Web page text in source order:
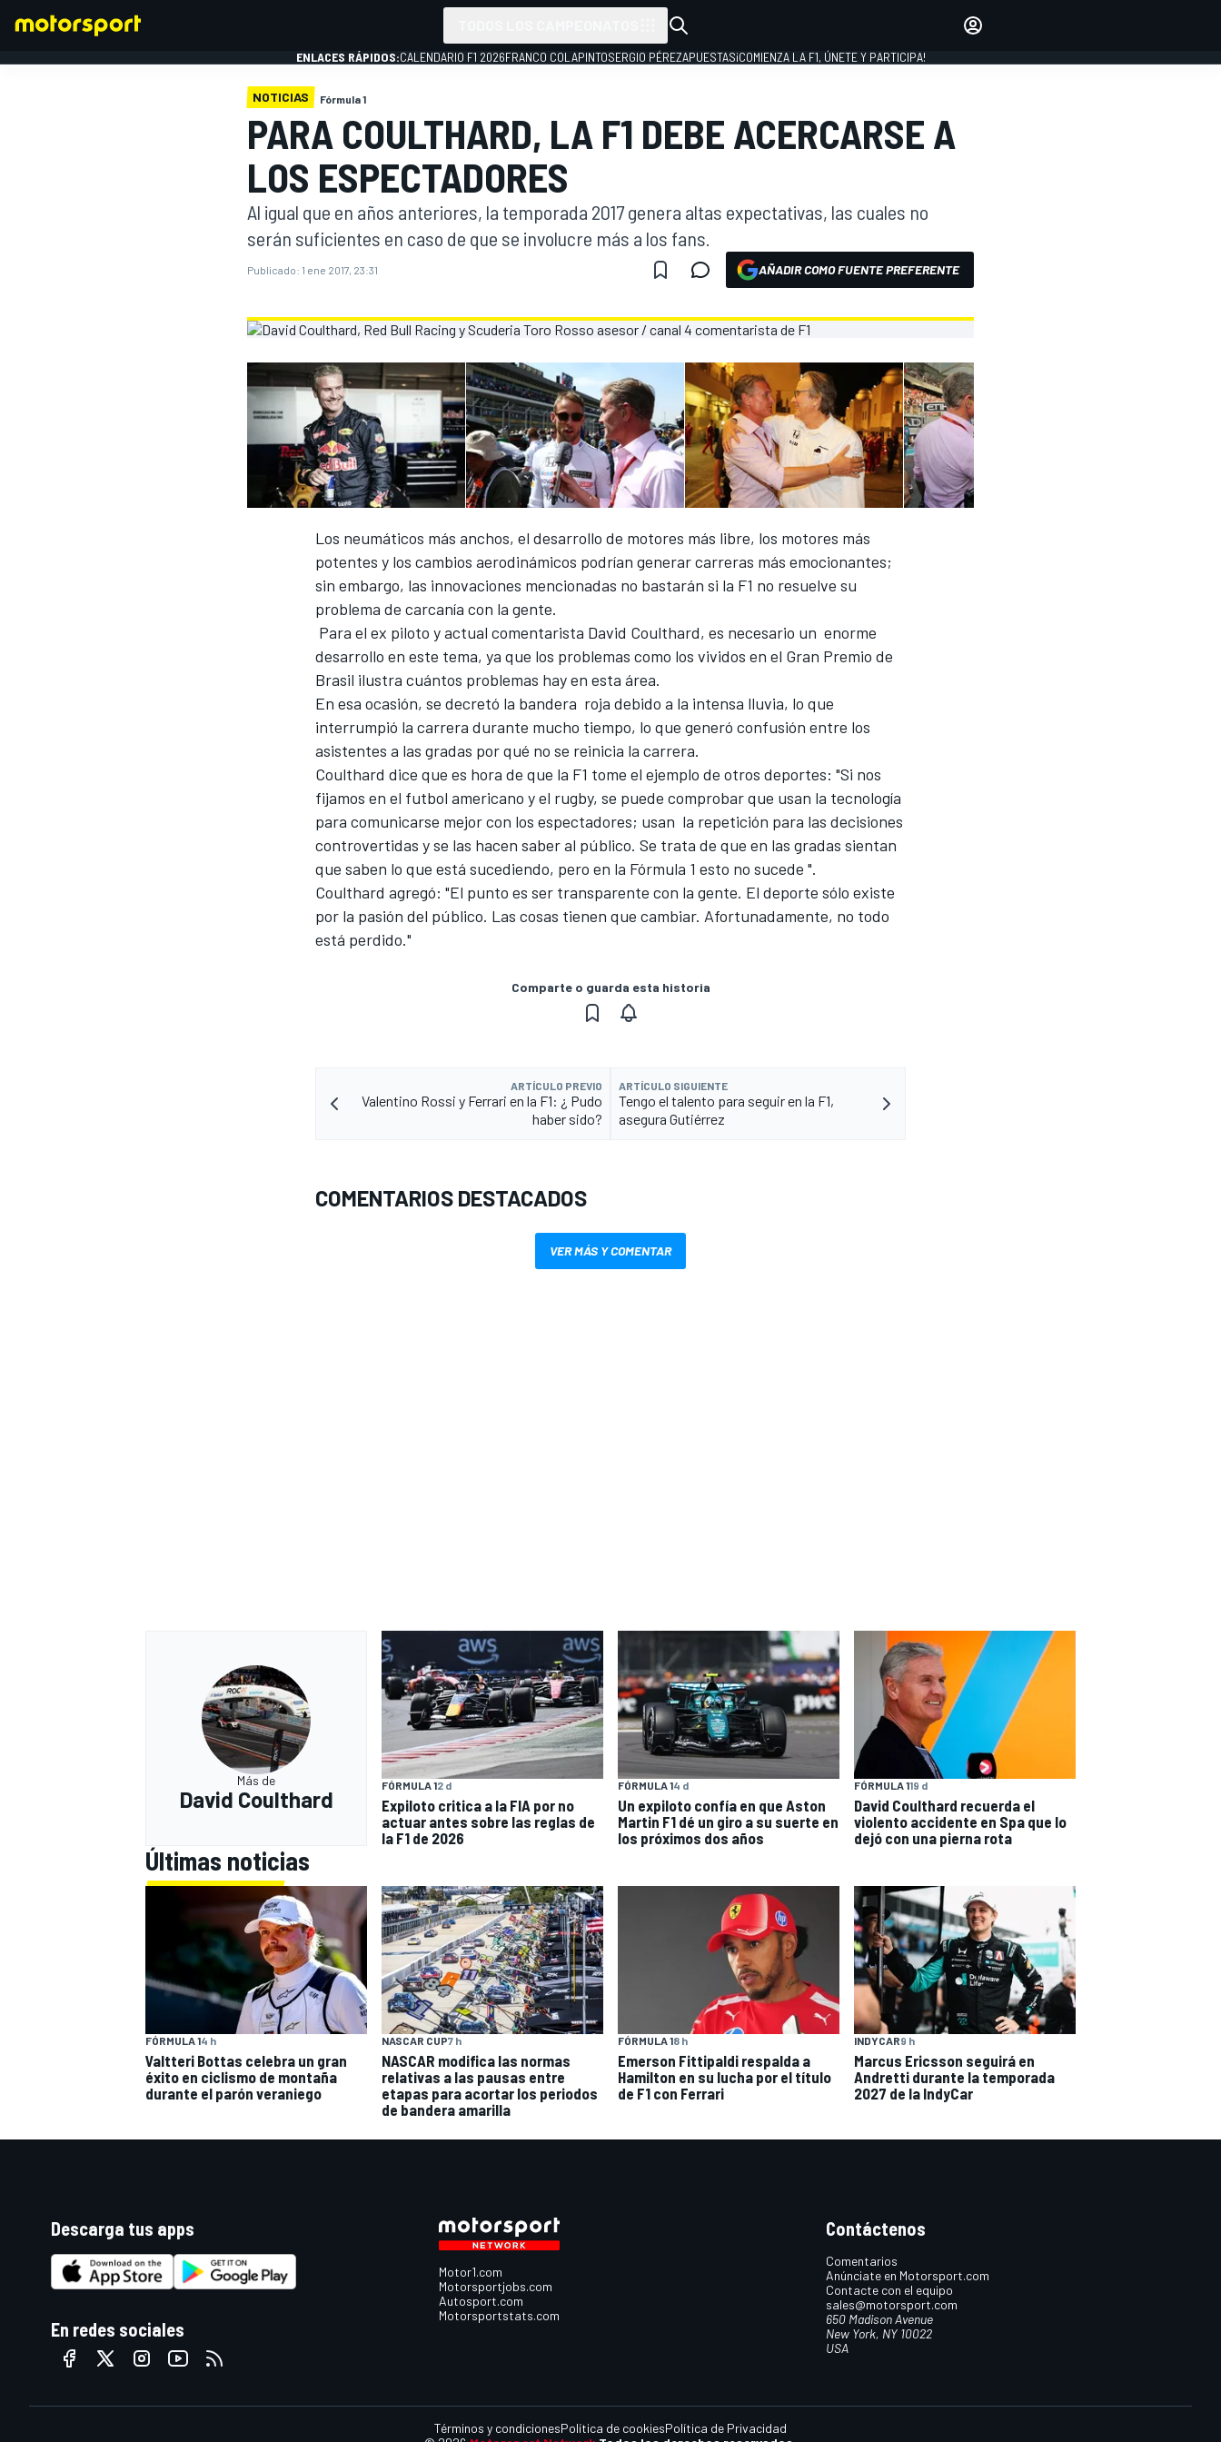
MÁS CATEGORÍAS
INICIAR SESIÓN
ENLACES RÁPIDOS:CALENDARIO F1 2026FRANCO COLAPINTOSERGIO PÉREZAPUESTAS¡COMIENZA LA F1, ÚNETE Y PARTICIPA!
NOTICIAS Fórmula 1
PARA COULTHARD, LA F1 DEBE ACERCARSE A
LOS ESPECTADORES
Al igual que en años anteriores, la temporada 2017 genera altas expectativas, las cuales no
serán suficientes en caso de que se involucre más a los fans.
Publicado: 1 ene 2017, 23:31 AÑADIR COMO FUENTE PREFERENTE
Los neumáticos más anchos, el desarrollo de motores más libre, los motores más
potentes y los cambios aerodinámicos podrían generar carreras más emocionantes;
sin embargo, las innovaciones mencionadas no bastarán si la F1 no resuelve su
problema de carcanía con la gente.
Para el ex piloto y actual comentarista David Coulthard, es necesario un enorme
desarrollo en este tema, ya que los problemas como los vividos en el Gran Premio de
Brasil ilustra cuántos problemas hay en esta área.
En esa ocasión, se decretó la bandera roja debido a la intensa lluvia, lo que
interrumpió la carrera durante mucho tiempo, lo que generó confusión entre los
asistentes a las gradas por qué no se reinicia la carrera.
Coulthard dice que es hora de que la F1 tome el ejemplo de otros deportes: "Si nos
fijamos en el futbol americano y el rugby, se puede comprobar que usan la tecnología
para comunicarse mejor con los espectadores; usan la repetición para las decisiones
controvertidas y se las hacen saber al público. Se trata de que en las gradas sientan
que saben lo que está sucediendo, pero en la Fórmula 1 esto no sucede ".
Coulthard agregó: "El punto es ser transparente con la gente. El deporte sólo existe
por la pasión del público. Las cosas tienen que cambiar. Afortunadamente, no todo
está perdido."
Comparte o guarda esta historia
ARTÍCULO PREVIO
Valentino Rossi y Ferrari en la F1: ¿ Pudo
haber sido?
ARTÍCULO SIGUIENTE
Tengo el talento para seguir en la F1,
asegura Gutiérrez
COMENTARIOS DESTACADOS
VER MÁS Y COMENTAR
Más de
David Coulthard
FÓRMULA 12 d
Expiloto critica a la FIA por no
actuar antes sobre las reglas de
la F1 de 2026
FÓRMULA 14 d
Un expiloto confía en que Aston
Martin F1 dé un giro a su suerte en
los próximos dos años
FÓRMULA 119 d
David Coulthard recuerda el
violento accidente en Spa que lo
dejó con una pierna rota
Últimas noticias
FÓRMULA 14 h
Valtteri Bottas celebra un gran
éxito en ciclismo de montaña
durante el parón veraniego
NASCAR CUP7 h
NASCAR modifica las normas
relativas a las pausas entre
etapas para acortar los periodos
de bandera amarilla
FÓRMULA 18 h
Emerson Fittipaldi respalda a
Hamilton en su lucha por el título
de F1 con Ferrari
INDYCAR9 h
Marcus Ericsson seguirá en
Andretti durante la temporada
2027 de la IndyCar
Descarga tus apps
En redes sociales
Motor1.com
Motorsportjobs.com
Autosport.com
Motorsportstats.com
Contáctenos
Comentarios
Anúnciate en Motorsport.com
Contacte con el equipo
sales@motorsport.com
650 Madison Avenue
New York, NY 10022
USA
Términos y condicionesPolítica de cookiesPolítica de Privacidad